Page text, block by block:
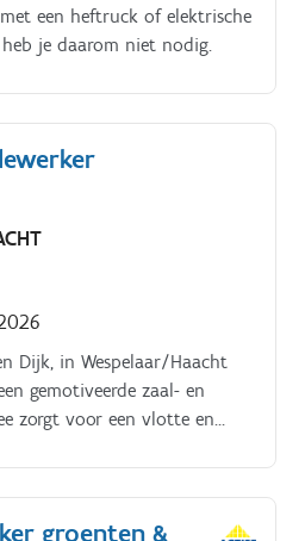
een heftruck of elektrische
je daarom niet nodig.
Dijk, in Wespelaar/Haacht
gemotiveerde zaal- en
zorgt voor een vlotte en
glimlach, neemt
dranken en gerechten en
groenten &